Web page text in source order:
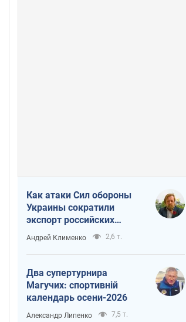
Как атаки Сил обороны
Украины сократили
экспорт российских
нефтепродуктов
Андрей Клименко 2,6 т.
Два супертурнира
Магучих: спортивній
календарь осени-2026
Александр Липенко 7,5 т.